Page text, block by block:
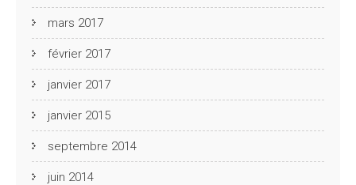
mars 2017
février 2017
janvier 2017
janvier 2015
septembre 2014
juin 2014